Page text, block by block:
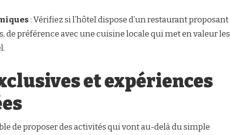
: Vérifiez si l’hôtel dispose d’un restaurant proposant
de préférence avec une cuisine locale qui met en valeur les
et expériences
de proposer des activités qui vont au-delà du simple